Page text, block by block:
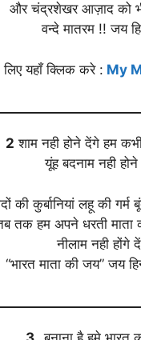
और चंद्रशेखर आज़ाद को
वन्दे मातरम !! जय
यहाँ क्लिक करे : My
2 शाम नही होने देंगे हम
यूंह बदनाम नही
की कुर्बानियां लहू की गर्म
तक हम अपने धरती
नीलाम नही होंगे
“भारत माता की जय” जय